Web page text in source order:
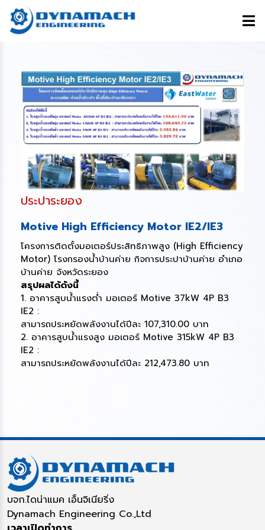
ประปาระยอง
Motive High Efficiency Motor IE2/IE3
โครงการติดตั้งมอเตอร์ประสิทธิภาพสูง (High Efficiency
Motor) โรงกรองน้ำบ้านค่าย กิจการประปาบ้านค่าย อำเภอ
บ้านค่าย จังหวัดระยอง
สรุปผลได้ดังนี้
1. อาคารสูบน้ำแรงต่ำ มอเตอร์ Motive 37kW 4P B3
IE2 :
สามารถประหยัดพลังงานได้ปีละ 107,310.00 บาท
2. อาคารสูบน้ำแรงสูง มอเตอร์ Motive 315kW 4P B3
IE2 :
สามารถประหยัดพลังงานได้ปีละ 212,473.80 บาท
บจก.ไดน่าแมค เอ็นจิเนียริ่ง
Dynamach Engineering Co.,Ltd